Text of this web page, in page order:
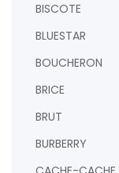
BISCOTE
BLUESTAR
BOUCHERON
BRICE
BRUT
BURBERRY